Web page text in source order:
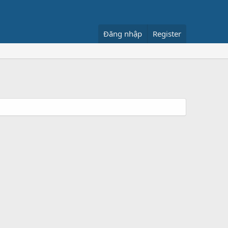
Đăng nhập Register